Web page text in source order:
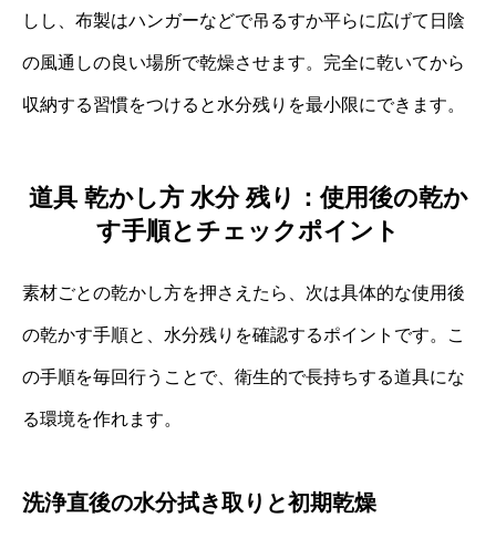
しし、布製はハンガーなどで吊るすか平らに広げて日陰
の風通しの良い場所で乾燥させます。完全に乾いてから
収納する習慣をつけると水分残りを最小限にできます。
道具 乾かし方 水分 残り：使用後の乾か
す手順とチェックポイント
素材ごとの乾かし方を押さえたら、次は具体的な使用後
の乾かす手順と、水分残りを確認するポイントです。こ
の手順を毎回行うことで、衛生的で長持ちする道具にな
る環境を作れます。
洗浄直後の水分拭き取りと初期乾燥